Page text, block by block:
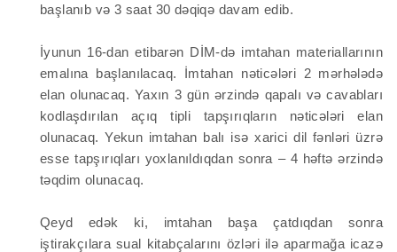
başlanıb və 3 saat 30 dəqiqə davam edib.
İyunun 16-dan etibarən DİM-də imtahan materiallarının
emalına başlanılacaq. İmtahan nəticələri 2 mərhələdə
elan olunacaq. Yaxın 3 gün ərzində qapalı və cavabları
kodlaşdırılan açıq tipli tapşırıqların nəticələri elan
olunacaq. Yekun imtahan balı isə xarici dil fənləri üzrə
esse tapşırıqları yoxlanıldıqdan sonra – 4 həftə ərzində
təqdim olunacaq.
Qeyd edək ki, imtahan başa çatdıqdan sonra
iştirakçılara sual kitabçalarını özləri ilə aparmağa icazə